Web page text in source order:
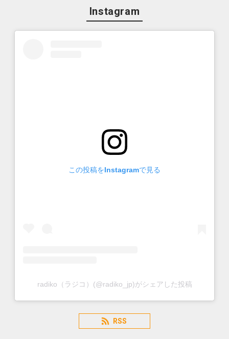
Instagram
この投稿をInstagramで見る
radiko（ラジコ）(@radiko_jp)がシェアした投稿
RSS